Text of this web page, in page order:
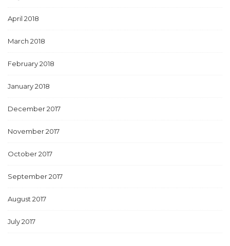
April 2018
March 2018
February 2018
January 2018
December 2017
November 2017
October 2017
September 2017
August 2017
July 2017